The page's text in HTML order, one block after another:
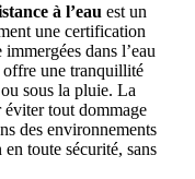
à l’eau est un
une certification
dans l’eau
offre une tranquillité
sous la pluie. La
éviter tout dommage
des environnements
toute sécurité, sans